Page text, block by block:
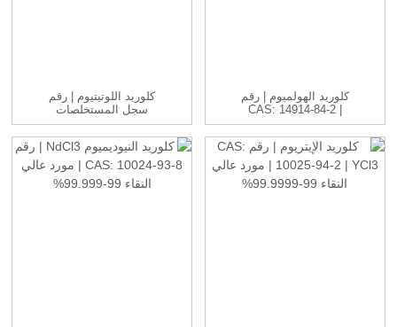
كلوريد اللوتيتيوم | رقم
سجل المستخلصات
الكيميائية 15230-79-2 |
LuCl3 ج...
كلوريد الهولميوم | رقم
CAS: 14914-84-2 |
HoCl3 ...